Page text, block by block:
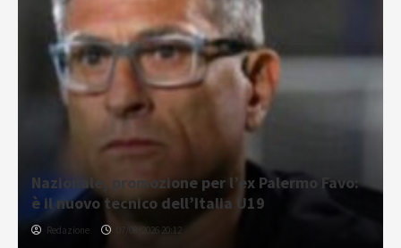
Nazionale, promozione per l’ex Palermo Favo:
è il nuovo tecnico dell’Italia U19
Redazione 07/08/2026 20:12